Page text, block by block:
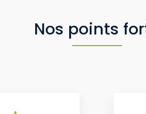
Nos points